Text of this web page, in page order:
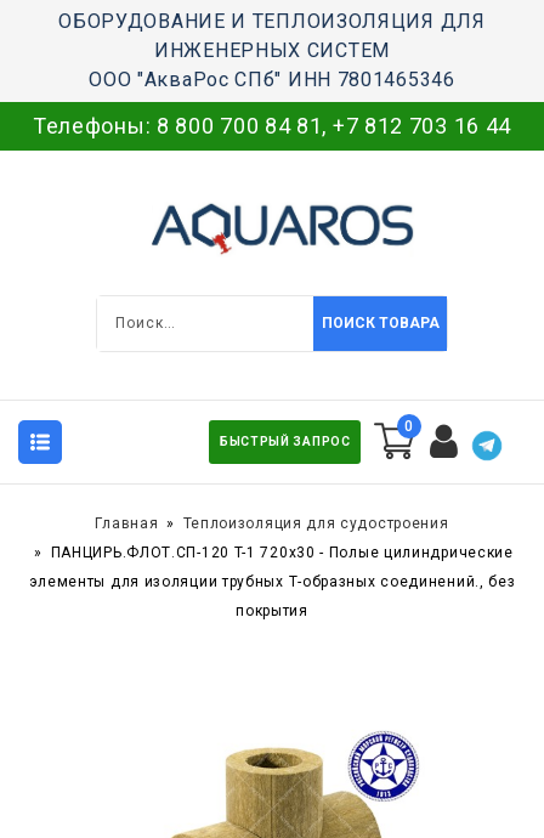
ОБОРУДОВАНИЕ И ТЕПЛОИЗОЛЯЦИЯ ДЛЯ
ИНЖЕНЕРНЫХ СИСТЕМ
ООО "АкваРос СПб" ИНН 7801465346
Телефоны: 8 800 700 84 81, +7 812 703 16 44
ПОИСК ТОВАРА
БЫСТРЫЙ ЗАПРОС
0
Главная
Теплоизоляция для судостроения
ПАНЦИРЬ.ФЛОТ.СП-120 T-1 720x30 - Полые цилиндрические
элементы для изоляции трубных Т-образных соединений., без
покрытия